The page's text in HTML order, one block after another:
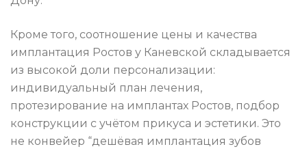
Кроме того, соотношение цены и качества
имплантация Ростов у Каневской складывается
из высокой доли персонализации:
индивидуальный план лечения,
протезирование на имплантах Ростов, подбор
конструкции с учётом прикуса и эстетики. Это
не конвейер “дешёвая имплантация зубов